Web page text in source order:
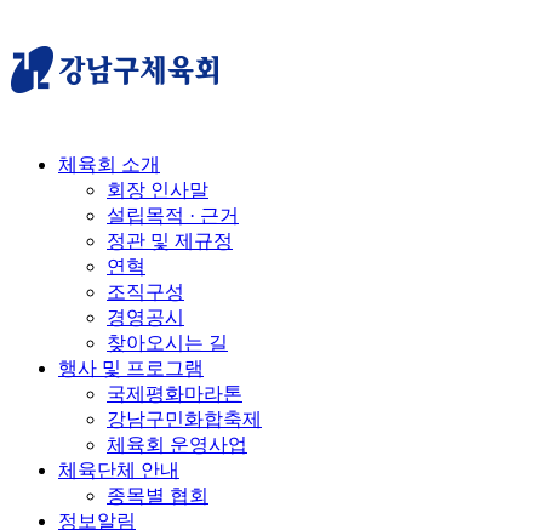
체육회 소개
회장 인사말
설립목적 · 근거
정관 및 제규정
연혁
조직구성
경영공시
찾아오시는 길
행사 및 프로그램
국제평화마라톤
강남구민화합축제
체육회 운영사업
체육단체 안내
종목별 협회
정보알림